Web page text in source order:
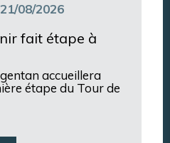
08/2026
fait étape à
accueillera
étape du Tour de